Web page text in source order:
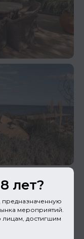
лет?
мероприятий.
достигшим